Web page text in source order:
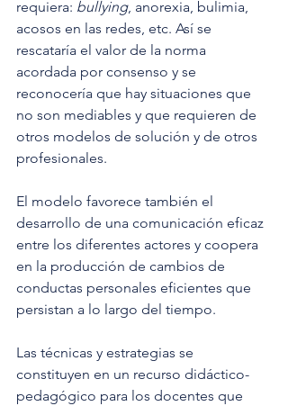
requiera: bullying, anorexia, bulimia,
acosos en las redes, etc. Así se
rescataría el valor de la norma
acordada por consenso y se
reconocería que hay situaciones que
no son mediables y que requieren de
otros modelos de solución y de otros
profesionales.
El modelo favorece también el
desarrollo de una comunicación eficaz
entre los diferentes actores y coopera
en la producción de cambios de
conductas personales eficientes que
persistan a lo largo del tiempo.
Las técnicas y estrategias se
constituyen en un recurso didáctico-
pedagógico para los docentes que